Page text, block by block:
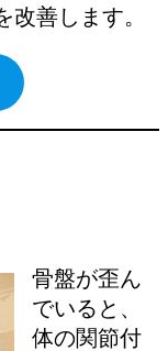
善します。
骨盤が歪ん
でいると、
体の関節付